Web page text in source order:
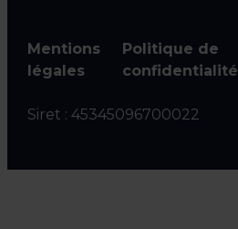
Mentions
légales
Politique de
confidentialité
Siret : 45345096700022